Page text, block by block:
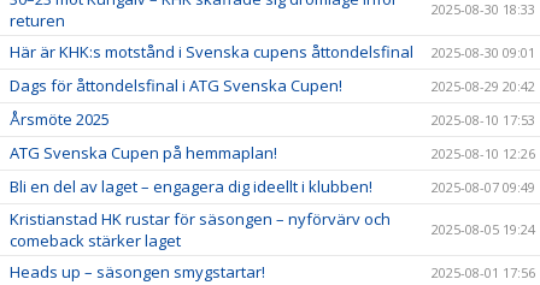
returen
2025-08-30 18:33
Här är KHK:s motstånd i Svenska cupens åttondelsfinal 2025-08-30 09:01
Dags för åttondelsfinal i ATG Svenska Cupen! 2025-08-29 20:42
Årsmöte 2025 2025-08-10 17:53
ATG Svenska Cupen på hemmaplan! 2025-08-10 12:26
Bli en del av laget – engagera dig ideellt i klubben! 2025-08-07 09:49
Kristianstad HK rustar för säsongen – nyförvärv och
comeback stärker laget
2025-08-05 19:24
Heads up – säsongen smygstartar! 2025-08-01 17:56